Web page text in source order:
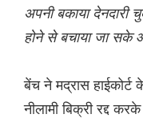
अपनी बकाया देनदारी
होने से बचाया जा सके
बेंच ने मद्रास
नीलामी बिक्री रद्द